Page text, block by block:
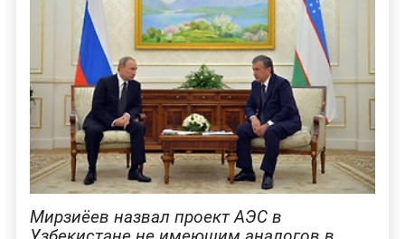
Мирзиёев назвал проект АЭС в